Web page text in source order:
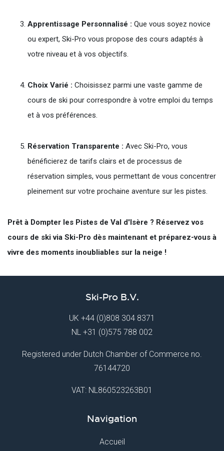
Apprentissage Personnalisé : Que vous soyez novice
ou expert, Ski-Pro vous propose des cours adaptés à
votre niveau et à vos objectifs.
Choix Varié : Choisissez parmi une vaste gamme de
cours de ski pour correspondre à votre emploi du temps
et à vos préférences.
Réservation Transparente : Avec Ski-Pro, vous
bénéficierez de tarifs clairs et de processus de
réservation simples, vous permettant de vous concentrer
pleinement sur votre prochaine aventure sur les pistes.
Prêt à Dompter les Pistes de Val d'Isère ? Réservez vos
cours de ski via Ski-Pro dès maintenant et préparez-vous à
vivre des moments inoubliables sur la neige !
Ski-Pro B.V.
UK +44 (0)808 304 8371
NL +31 (0)575 788 002
Registered under Dutch Chamber of Commerce no.
76144720
VAT: NL860523263B01
Navigation
Accueil